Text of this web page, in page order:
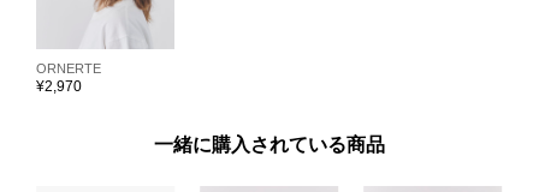
ORNERTE
¥2,970
一緒に購入されている商品